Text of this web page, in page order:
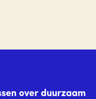
over duurzaam